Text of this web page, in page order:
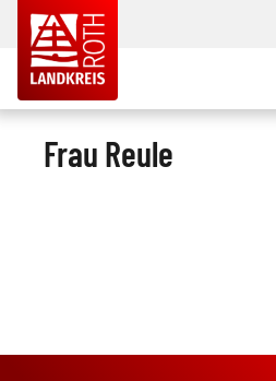
Frau Reule